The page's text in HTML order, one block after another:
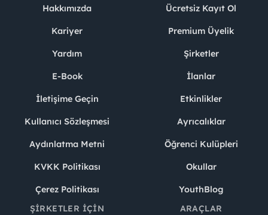
Hakkımızda
Kariyer
Yardım
E-Book
İletişime Geçin
Kullanıcı Sözleşmesi
Aydınlatma Metni
KVKK Politikası
Çerez Politikası
Ücretsiz Kayıt Ol
Premium Üyelik
Şirketler
İlanlar
Etkinlikler
Ayrıcalıklar
Öğrenci Kulüpleri
Okullar
YouthBlog
ŞIRKETLER İÇIN
ARAÇLAR